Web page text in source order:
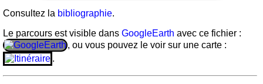
Consultez la bibliographie.
Le parcours est visible dans GoogleEarth avec ce fichier :
, ou vous pouvez le voir sur une carte :
.